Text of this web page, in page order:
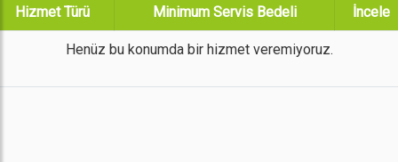
Hizmet Türü Minimum Servis Bedeli İncele
Henüz bu konumda bir hizmet veremiyoruz.